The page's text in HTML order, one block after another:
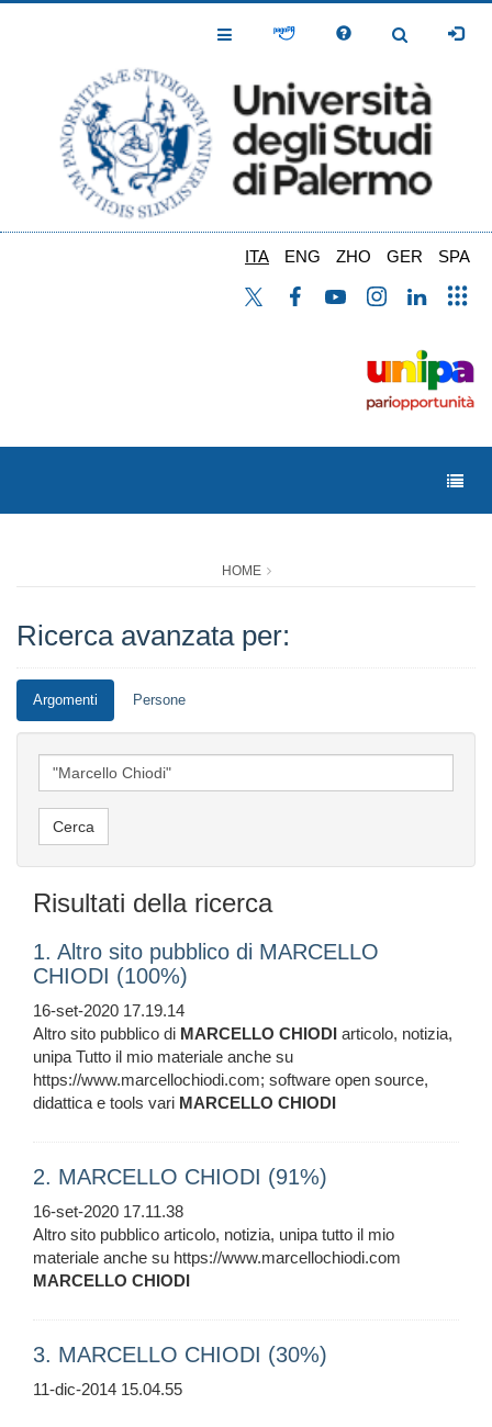
Toggle
Toggle
ITA ENG ZHO GER SPA
HOME
Ricerca avanzata per:
Argomenti Persone
Risultati della ricerca
1. Altro sito pubblico di MARCELLO
CHIODI (100%)
16-set-2020 17.19.14
Altro sito pubblico di MARCELLO CHIODI articolo, notizia,
unipa Tutto il mio materiale anche su
https://www.marcellochiodi.com; software open source,
didattica e tools vari MARCELLO CHIODI
2. MARCELLO CHIODI (91%)
16-set-2020 17.11.38
Altro sito pubblico articolo, notizia, unipa tutto il mio
materiale anche su https://www.marcellochiodi.com
MARCELLO CHIODI
3. MARCELLO CHIODI (30%)
11-dic-2014 15.04.55